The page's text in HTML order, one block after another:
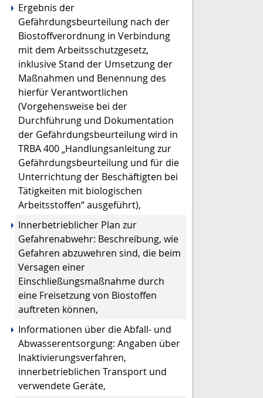
Ergebnis der
Gefährdungsbeurteilung nach der
Biostoffverordnung in Verbindung
mit dem Arbeitsschutzgesetz,
inklusive Stand der Umsetzung der
Maßnahmen und Benennung des
hierfür Verantwortlichen
(Vorgehensweise bei der
Durchführung und Dokumentation
der Gefährdungsbeurteilung wird in
TRBA 400 „Handlungsanleitung zur
Gefährdungsbeurteilung und für die
Unterrichtung der Beschäftigten bei
Tätigkeiten mit biologischen
Arbeitsstoffen“ ausgeführt),
Innerbetrieblicher Plan zur
Gefahrenabwehr: Beschreibung, wie
Gefahren abzuwehren sind, die beim
Versagen einer
Einschließungsmaßnahme durch
eine Freisetzung von Biostoffen
auftreten können,
Informationen über die Abfall- und
Abwasserentsorgung: Angaben über
Inaktivierungsverfahren,
innerbetrieblichen Transport und
verwendete Geräte,